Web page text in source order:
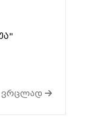
ვრცლად